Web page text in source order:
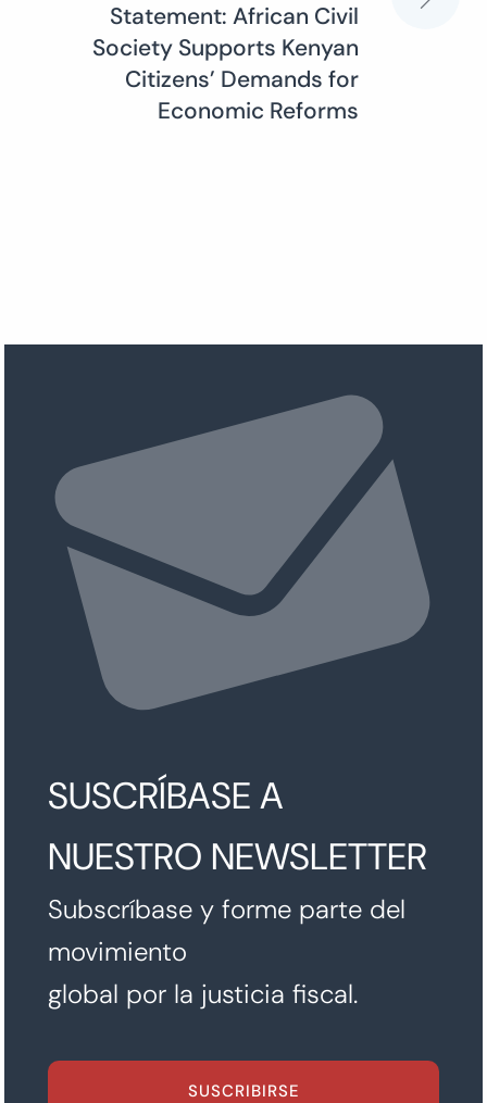
Statement: African Civil
Society Supports Kenyan
Citizens’ Demands for
Economic Reforms
SUSCRÍBASE A
NUESTRO NEWSLETTER
Subscríbase y forme parte del
movimiento
global por la justicia fiscal.
SUSCRIBIRSE